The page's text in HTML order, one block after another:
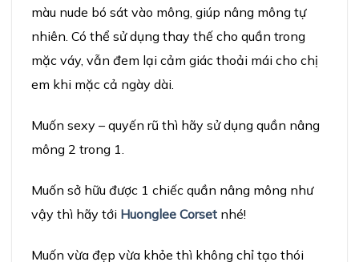
màu nude bó sát vào mông, giúp nâng mông tự
nhiên. Có thể sử dụng thay thế cho quần trong
mặc váy, vẫn đem lại cảm giác thoải mái cho chị
em khi mặc cả ngày dài.
Muốn sexy – quyến rũ thì hãy sử dụng quần nâng
mông 2 trong 1.
Muốn sở hữu được 1 chiếc quần nâng mông như
vậy thì hãy tới Huonglee Corset nhé!
Muốn vừa đẹp vừa khỏe thì không chỉ tạo thói